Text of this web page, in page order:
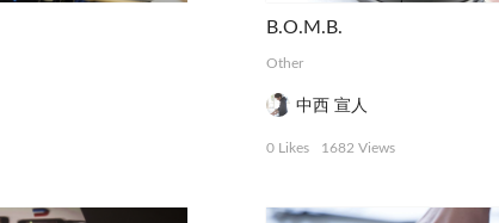
B.O.M.B.
Other
中西 宣人
0 Likes 1682 Views